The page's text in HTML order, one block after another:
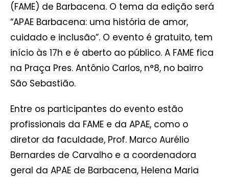
(FAME) de Barbacena. O tema da edição será
“APAE Barbacena: uma história de amor,
cuidado e inclusão”. O evento é gratuito, tem
início às 17h e é aberto ao público. A FAME fica
na Praça Pres. Antônio Carlos, n°8, no bairro
São Sebastião.
Entre os participantes do evento estão
profissionais da FAME e da APAE, como o
diretor da faculdade, Prof. Marco Aurélio
Bernardes de Carvalho e a coordenadora
geral da APAE de Barbacena, Helena Maria